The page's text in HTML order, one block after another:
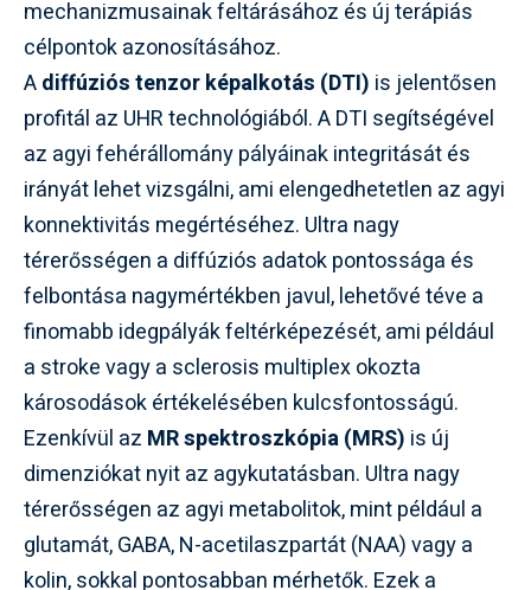
mechanizmusainak feltárásához és új terápiás
célpontok azonosításához.
Adiffúziós tenzor képalkotás (DTI) is jelentősen
profitál az UHR technológiából. A DTI segítségével
az agyi fehérállomány pályáinak integritását és
irányát lehet vizsgálni, ami elengedhetetlen az agyi
konnektivitás megértéséhez. Ultra nagy
térerősségen a diffúziós adatok pontossága és
felbontása nagymértékben javul, lehetővé téve a
finomabb idegpályák feltérképezését, ami például
a stroke vagy a sclerosis multiplex okozta
károsodások értékelésében kulcsfontosságú.
Ezenkívül az MR spektroszkópia (MRS) is új
dimenziókat nyit az agykutatásban. Ultra nagy
térerősségen az agyi metabolitok, mint például a
glutamát, GABA, N-acetilaszpartát (NAA) vagy a
kolin, sokkal pontosabban mérhetők. Ezek a